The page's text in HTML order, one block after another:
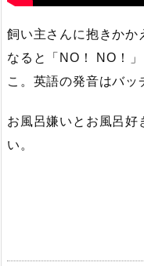
飼い主さんに抱きかか
なると「NO！ NO！
こ。英語の発音はバッ
お風呂嫌いとお風呂好
い。